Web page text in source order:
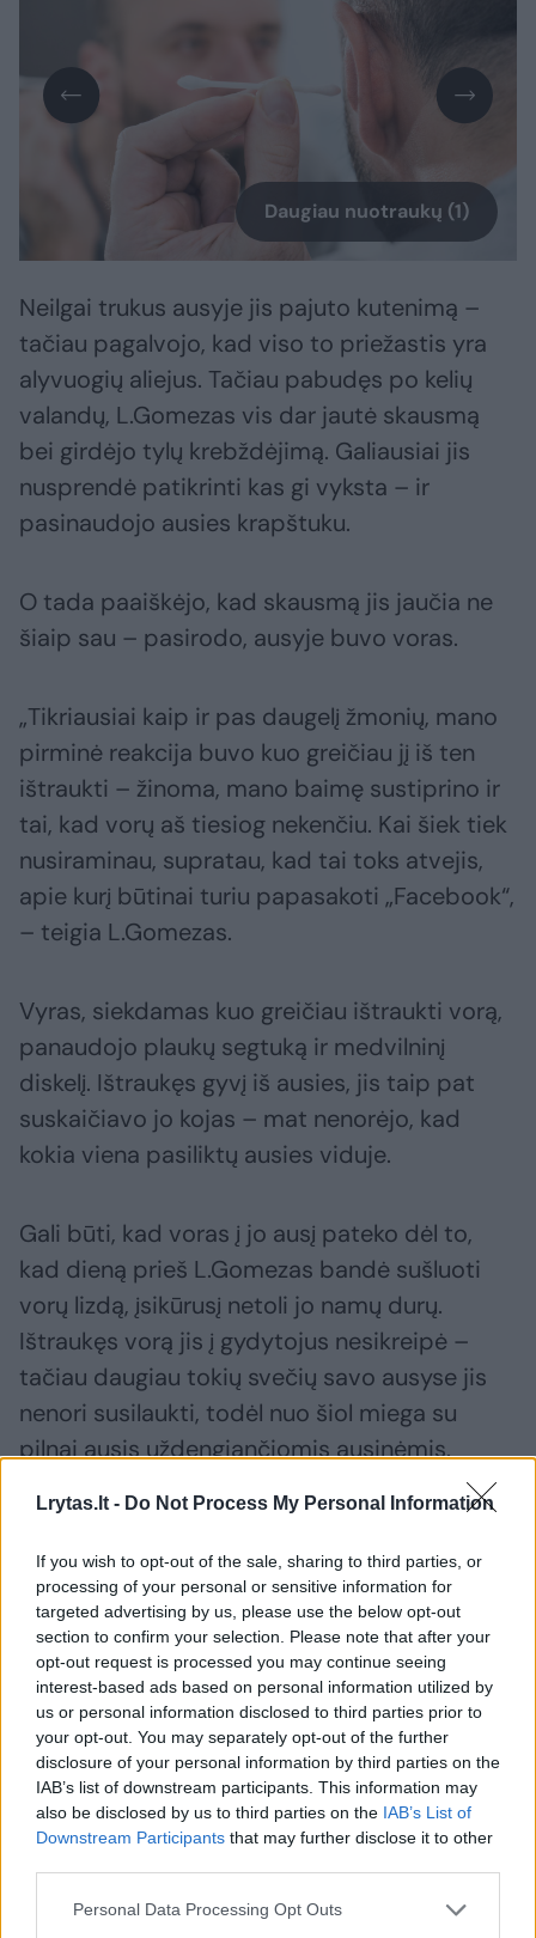
Lrytas.lt - Do Not Process My Personal Information
If you wish to opt-out of the sale, sharing to third parties, or
processing of your personal or sensitive information for
targeted advertising by us, please use the below opt-out
section to confirm your selection. Please note that after your
opt-out request is processed you may continue seeing
interest-based ads based on personal information utilized by
us or personal information disclosed to third parties prior to
your opt-out. You may separately opt-out of the further
disclosure of your personal information by third parties on the
IAB’s list of downstream participants. This information may
also be disclosed by us to third parties on the IAB’s List of
Downstream Participants that may further disclose it to other
Personal Data Processing Opt Outs
Daugiau nuotraukų (1)
Neilgai trukus ausyje jis pajuto kutenimą –
tačiau pagalvojo, kad viso to priežastis yra
alyvuogių aliejus. Tačiau pabudęs po kelių
valandų, L.Gomezas vis dar jautė skausmą
bei girdėjo tylų krebždėjimą. Galiausiai jis
nusprendė patikrinti kas gi vyksta – ir
pasinaudojo ausies krapštuku.
O tada paaiškėjo, kad skausmą jis jaučia ne
šiaip sau – pasirodo, ausyje buvo voras.
„Tikriausiai kaip ir pas daugelį žmonių, mano
pirminė reakcija buvo kuo greičiau jį iš ten
ištraukti – žinoma, mano baimę sustiprino ir
tai, kad vorų aš tiesiog nekenčiu. Kai šiek tiek
nusiraminau, supratau, kad tai toks atvejis,
apie kurį būtinai turiu papasakoti „Facebook“,
– teigia L.Gomezas.
Vyras, siekdamas kuo greičiau ištraukti vorą,
panaudojo plaukų segtuką ir medvilninį
diskelį. Ištraukęs gyvį iš ausies, jis taip pat
suskaičiavo jo kojas – mat nenorėjo, kad
kokia viena pasiliktų ausies viduje.
Gali būti, kad voras į jo ausį pateko dėl to,
kad dieną prieš L.Gomezas bandė sušluoti
vorų lizdą, įsikūrusį netoli jo namų durų.
Ištraukęs vorą jis į gydytojus nesikreipė –
tačiau daugiau tokių svečių savo ausyse jis
nenori susilaukti, todėl nuo šiol miega su
pilnai ausis uždengiančiomis ausinėmis.
spider has crawled into his ear https://t.co/atoqlNbMkz
pic.twitter.com/UUpqId4Xwp
— Daily Mirror (@DailyMirror)October 11, 2019
Dažniau, nei manote
Iš tiesų tokie atvejai, kai vabzdžiai įlenda į
žmogaus ausis, yra dažnesni, nei
įsivaizduojate, praneša „Live Science“.
Pasirodo, gydytojai iš žmonių ausų traukia
įvairiausius padarus – erkes, tarakonus,